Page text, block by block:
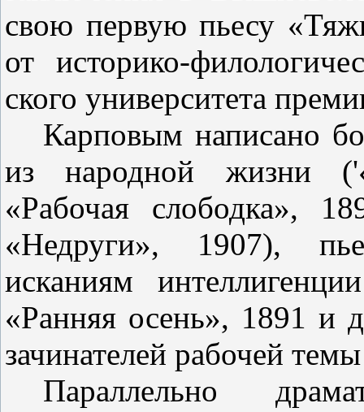
свою первую пьесу
от историко-
ского университета
Карповым написано
из на­родной жизни
«Рабочая слободка»,
«Недруги», 1907),
исканиям
«Ранняя осень», 1891
зачинателей рабочей
Параллельно